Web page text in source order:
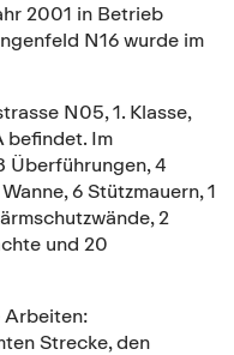
2001 in Betrieb
N16 wurde im
N05, 1. Klasse,
befindet. Im
Überführungen, 4
6 Stützmauern, 1
2
und 20
Arbeiten:
Strecke, den